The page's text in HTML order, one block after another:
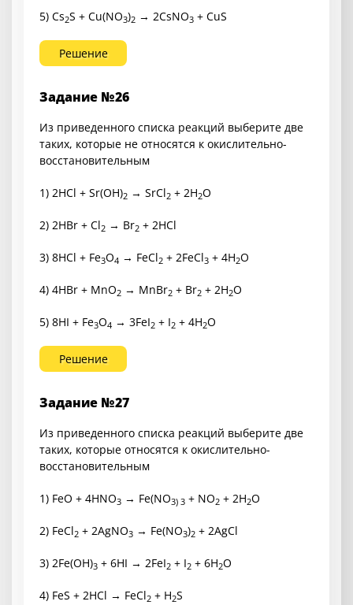
5) Cs2S + Cu(NO3)2 → 2CsNO3 + CuS
Решение
Задание №26
Из приведенного списка реакций выберите две
таких, которые не относятся к окислительно-
восстановительным
1) 2HCl + Sr(OH)2 → SrCl2 + 2H2O
2) 2HBr + Cl2 → Br2 + 2HCl
3) 8HCl + Fe3O4 → FeCl2 + 2FeCl3 + 4H2O
4) 4HBr + MnO2 → MnBr2 + Br2 + 2H2O
5) 8HI + Fe3O4 → 3FeI2 + I2 + 4H2O
Решение
Задание №27
Из приведенного списка реакций выберите две
таких, которые относятся к окислительно-
восстановительным
1) FeO + 4HNO3 → Fe(NO3) 3 + NO2 + 2H2O
2) FeCl2 + 2AgNO3 → Fe(NO3)2 + 2AgCl
3) 2Fe(OH)3 + 6HI → 2FeI2 + I2 + 6H2O
4) FeS + 2HCl → FeCl2 + H2S